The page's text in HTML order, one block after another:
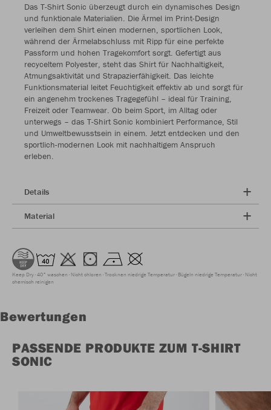
Das T-Shirt Sonic überzeugt durch ein dynamisches Design
und funktionale Materialien. Die Ärmel im Print-Design
verleihen dem Shirt einen modernen, sportlichen Look,
während der Ärmelabschluss mit Ripp für eine perfekte
Passform und hohen Tragekomfort sorgt. Gefertigt aus
recyceltem Polyester, steht das Shirt für Nachhaltigkeit,
Atmungsaktivität und Strapazierfähigkeit. Das leichte
Funktionsmaterial leitet Feuchtigkeit effektiv ab und sorgt für
ein angenehm trockenes Tragegefühl – ideal für Training,
Freizeit oder Teamwear. Ob beim Sport, im Alltag oder
unterwegs – das T-Shirt Sonic kombiniert Performance, Stil
und Umweltbewusstsein in einem. Jetzt entdecken und den
sportlich-modernen Look mit nachhaltigem Anspruch
erleben.
Details
Material
Keep Dry 40° waschen Nicht chloren Trocknen niedrige Temperatur Bügeln niedrige Temperatur Nicht
chemisch reinigen
Bewertungen
PASSENDE PRODUKTE ZUM T-SHIRT
SONIC